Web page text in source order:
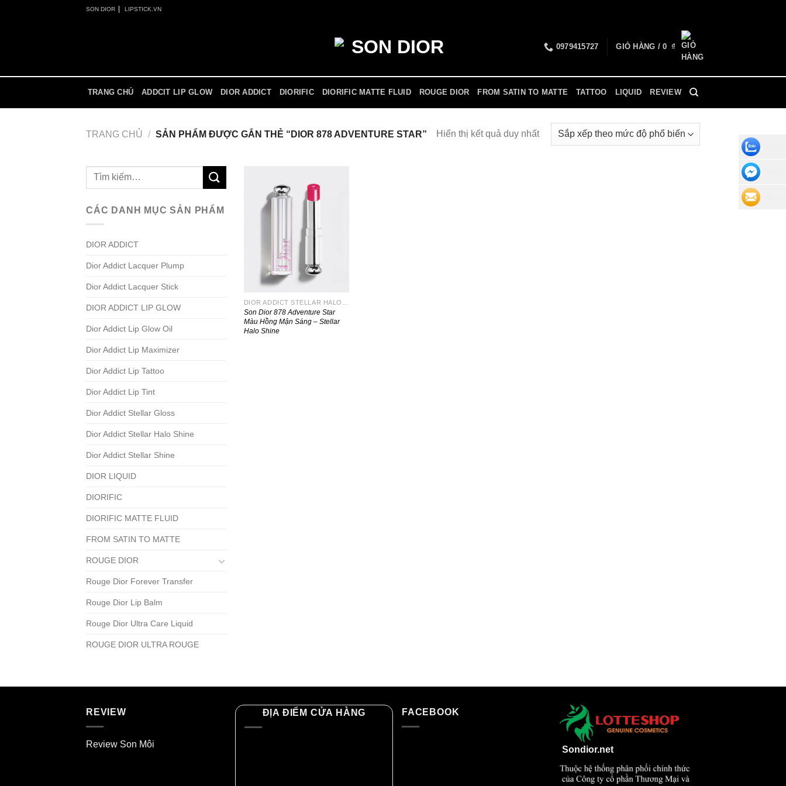
SON DIOR | LIPSTICK.VN
0979415727 GIỎ HÀNG /0 ₫
TRANG CHỦ ADDCIT LIP GLOW DIOR ADDICT DIORIFIC DIORIFIC MATTE FLUID ROUGE DIOR FROM SATIN TO MATTE TATTOO LIQUID REVIEW
TRANG CHỦ / SẢN PHẨM ĐƯỢC GẮN THẺ “DIOR 878 ADVENTURE STAR” Hiển thị kết quả duy nhất
Tìm
CÁC DANH MỤC SẢN PHẨM
DIOR ADDICT
Dior Addict Lacquer Plump
Dior Addict Lacquer Stick
DIOR ADDICT LIP GLOW
Dior Addict Lip Glow Oil
Dior Addict Lip Maximizer
Dior Addict Lip Tattoo
Dior Addict Lip Tint
Dior Addict Stellar Gloss
Dior Addict Stellar Halo Shine
Dior Addict Stellar Shine
DIOR LIQUID
DIORIFIC
DIORIFIC MATTE FLUID
FROM SATIN TO MATTE
ROUGE DIOR
Rouge Dior Forever Transfer
Rouge Dior Lip Balm
Rouge Dior Ultra Care Liquid
ROUGE DIOR ULTRA ROUGE
Son Dior 878 Adventure Star
Màu Hồng Mận Sáng – Stellar
Halo Shine
REVIEW
Review Son Môi
ĐỊA ĐIỂM CỬA HÀNG FACEBOOK
Sondior.net